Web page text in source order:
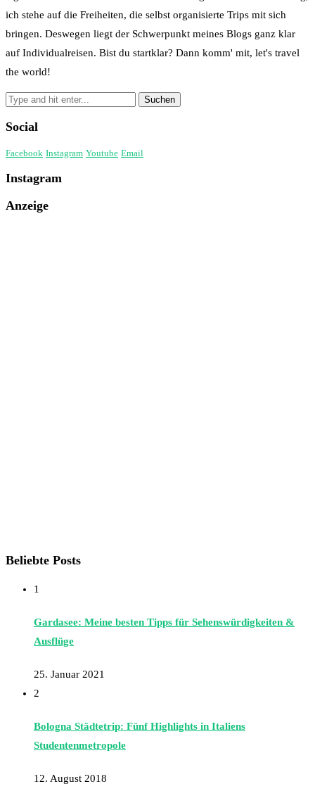
ich stehe auf die Freiheiten, die selbst organisierte Trips mit sich
bringen. Deswegen liegt der Schwerpunkt meines Blogs ganz klar
auf Individualreisen. Bist du startklar? Dann komm' mit, let's travel
the world!
Social
Facebook Instagram Youtube Email
Instagram
Anzeige
Beliebte Posts
1
Gardasee: Meine besten Tipps für Sehenswürdigkeiten &
Ausflüge
25. Januar 2021
2
Bologna Städtetrip: Fünf Highlights in Italiens
Studentenmetropole
12. August 2018